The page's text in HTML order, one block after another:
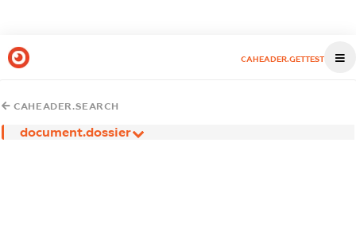
CAHEADER.GETTEST
CAHEADER.SEARCH
document.dossier